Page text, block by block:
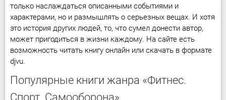
только наслаждаться описанными событиями и
характерами, но и размышлять о серьезных вещах. И хотя
это история других людей, то, что сумел донести автор,
может пригодиться в жизни каждому. На сайте есть
возможность читать книгу онлайн или скачать в формате
djvu.
Популярные книги жанра «Фитнес.
Спорт. Самооборона»